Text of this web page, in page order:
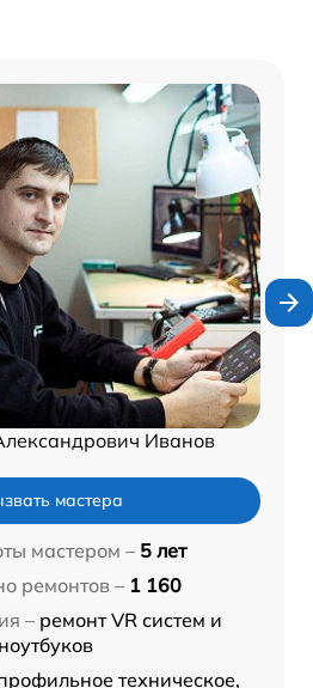
Иванов
мастера
мастером – 5 лет
ремонтов – 1 160
– ремонт VR систем и
ноутбуков
техническое,